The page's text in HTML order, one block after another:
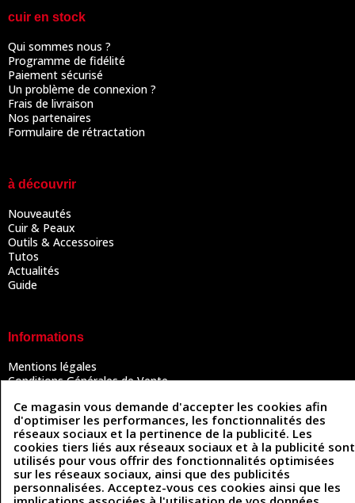
cuir en stock
Qui sommes nous ?
Programme de fidélité
Paiement sécurisé
Un problème de connexion ?
Frais de livraison
Nos partenaires
Formulaire de rétractation
à découvrir
Nouveautés
Cuir & Peaux
Outils & Accessoires
Tutos
Actualités
Guide
Informations
Mentions légales
Conditions Générales de Vente
Politique des cookies
Contactez-nous
Coordonnées
Ce magasin vous demande d'accepter les cookies afin
d'optimiser les performances, les fonctionnalités des
réseaux sociaux et la pertinence de la publicité. Les
cookies tiers liés aux réseaux sociaux et à la publicité sont
utilisés pour vous offrir des fonctionnalités optimisées
sur les réseaux sociaux, ainsi que des publicités
personnalisées. Acceptez-vous ces cookies ainsi que les